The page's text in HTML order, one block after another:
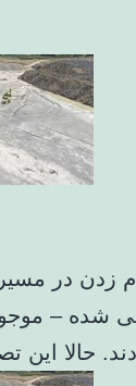
زدن در
شده –
حالا این